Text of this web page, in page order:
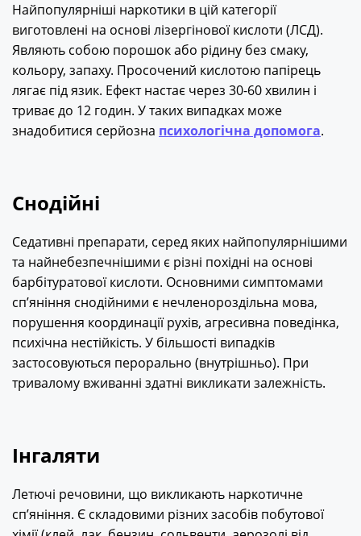
Найпопулярніші наркотики в цій категорії
виготовлені на основі лізергінової кислоти (ЛСД).
Являють собою порошок або рідину без смаку,
кольору, запаху. Просочений кислотою папірець
лягає під язик. Ефект настає через 30-60 хвилин і
триває до 12 годин. У таких випадках може
знадобитися серйозна психологічна допомога.
Снодійні
Седативні препарати, серед яких найпопулярнішими
та найнебезпечнішими є різні похідні на основі
барбітуратової кислоти. Основними симптомами
сп’яніння снодійними є нечленороздільна мова,
порушення координації рухів, агресивна поведінка,
психічна нестійкість. У більшості випадків
застосовуються перорально (внутрішньо). При
тривалому вживанні здатні викликати залежність.
Інгаляти
Летючі речовини, що викликають наркотичне
сп’яніння. Є складовими різних засобів побутової